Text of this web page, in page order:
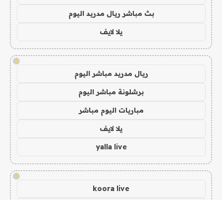
بث مباشر ريال مدريد اليوم
يلا لايف
!
ريال مدريد مباشر اليوم
برشلونة مباشر اليوم
مباريات اليوم مباشر
يلا لايف
yalla live
!
koora live